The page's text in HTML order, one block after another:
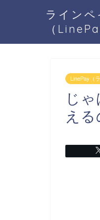
ラインペ
（
LinePay（
じ
える